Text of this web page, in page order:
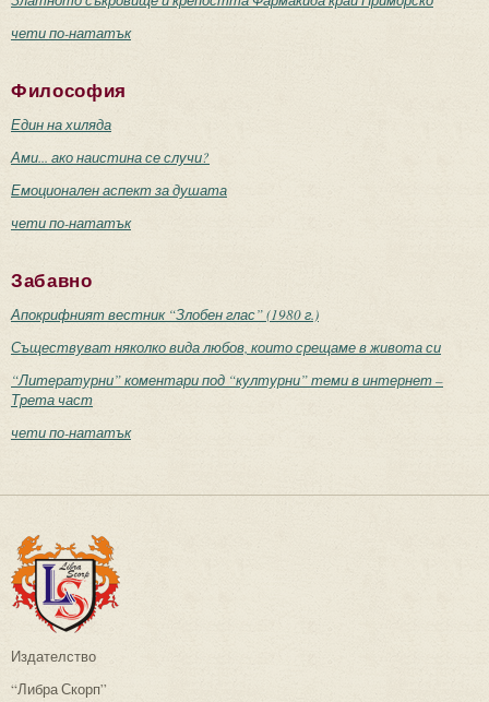
чети по-нататък
Философия
Един на хиляда
Ами... ако наистина се случи?
Емоционален аспект за душата
чети по-нататък
Забавно
Апокрифният вестник “Злобен глас” (1980 г.)
Съществуват няколко вида любов, които срещаме в живота си
“Литературни” коментари под “културни” теми в интернет –
Трета част
чети по-нататък
Издателство
“Либра Скорп”